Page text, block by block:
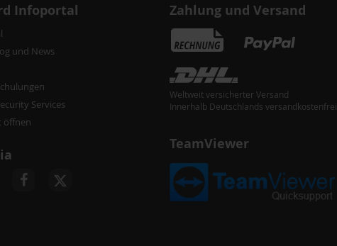
Infoportal
und News
Services
öffnen
Zahlung und Versand
Weltweit versicherter Versand
Innerhalb Deutschlands versandkostenfrei
TeamViewer